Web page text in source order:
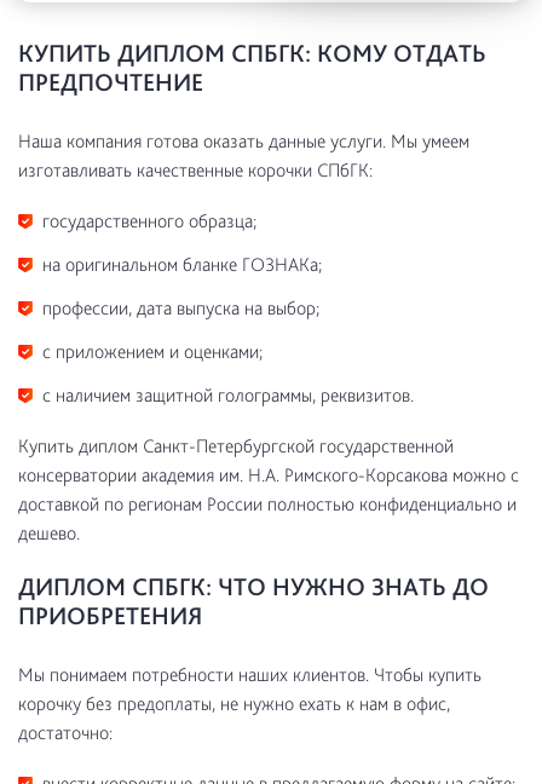
КУПИТЬ ДИПЛОМ СПБГК: КОМУ ОТДАТЬ
ПРЕДПОЧТЕНИЕ
Наша компания готова оказать данные услуги. Мы умеем
изготавливать качественные корочки СПбГК:
государственного образца;
на оригинальном бланке ГОЗНАКа;
профессии, дата выпуска на выбор;
с приложением и оценками;
с наличием защитной голограммы, реквизитов.
Купить диплом Санкт-Петербургской государственной
консерватории академия им. Н.А. Римского-Корсакова можно с
доставкой по регионам России полностью конфиденциально и
дешево.
ДИПЛОМ СПБГК: ЧТО НУЖНО ЗНАТЬ ДО
ПРИОБРЕТЕНИЯ
Мы понимаем потребности наших клиентов. Чтобы купить
корочку без предоплаты, не нужно ехать к нам в офис,
достаточно: